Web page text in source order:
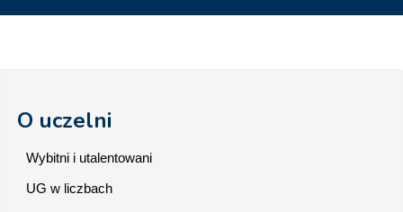
wyszukiwania
O uczelni
Wybitni i utalentowani
UG w liczbach